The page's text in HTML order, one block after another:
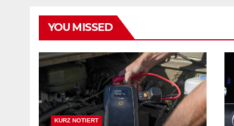
YOU MISSED
KURZ NOTIERT